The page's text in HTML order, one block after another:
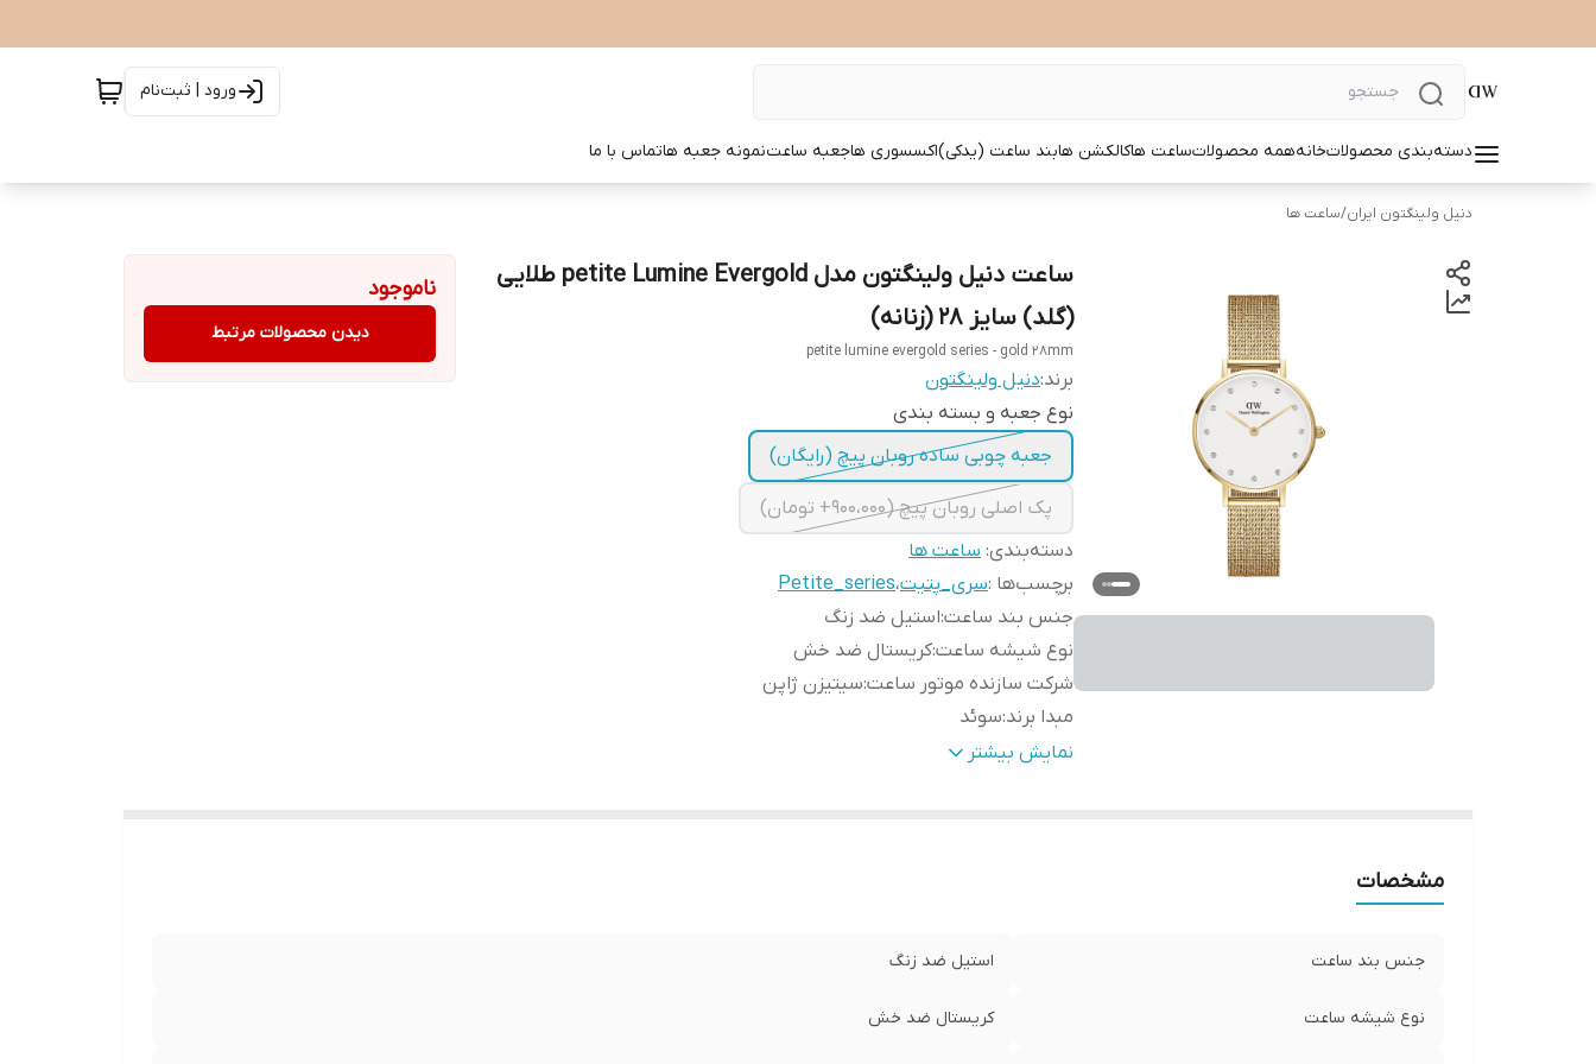
ورود | ثبت‌نام
دسته‌بندی محصولاتخانههمه محصولاتساعت هاکالکشن هابند ساعت (یدکی)اکسسوری هاجعبه ساعتنمونه جعبه هاتماس با ما
دنیل ولینگتون ایران/ساعت ها
ساعت دنیل ولینگتون مدل petite Lumine Evergold طلایی
(گلد) سایز 28 (زنانه)
petite lumine evergold series - gold 28mm
برند:دنیل ولینگتون
نوع جعبه و بسته بندی
جعبه چوبی ساده روبان پیچ (رایگان)
پک اصلی روبان پیچ (900،000+ تومان)
دسته‌بندی: ساعت ها
برچسب‌ها :سری_پتیت،Petite_series
جنس بند ساعت:استیل ضد زنگ
نوع شیشه ساعت:کریستال ضد خش
شرکت سازنده موتور ساعت:سیتیزن ژاپن
مبدا برند:سوئد
گارانتی : یکساله دنیل ولینگتون ایراننمایش بیشتر
ناموجود
دیدن محصولات مرتبط
مشخصات
جنس بند ساعت استیل ضد زنگ
نوع شیشه ساعت کریستال ضد خش